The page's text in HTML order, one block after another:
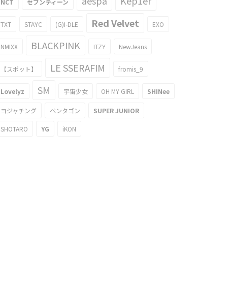
NCT セブンティーン
TXT STAYC (G)I-DLE Red Velvet EXO
NMIXX BLACKPINK ITZY NewJeans
【スポット】 LE SSERAFIM fromis_9
Lovelyz SM 宇宙少女 OH MY GIRL SHINee
ヨジャチング ペンタゴン SUPER JUNIOR
SHOTARO YG iKON